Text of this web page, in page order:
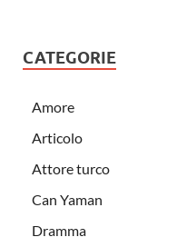
CATEGORIE
Amore
Articolo
Attore turco
Can Yaman
Dramma